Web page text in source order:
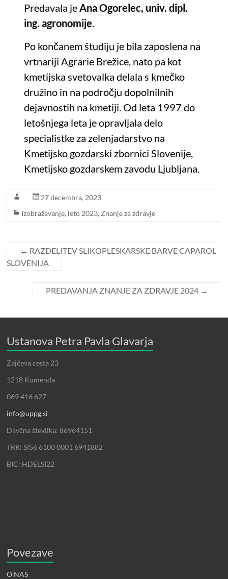
Predavala je Ana Ogorelec, univ. dipl.
ing. agronomije
Po končanem študiju je bila zaposlena na
vrtnariji Agrarie Brežice, nato pa kot
kmetijska svetovalka delala s kmečko
družino in na področju dopolnilnih
dejavnostih na kmetiji. Od leta 1997 do
letošnjega leta je opravljala delo
specialistke za zelenjadarstvo na
Kmetijsko gozdarski zbornici Slovenije,
Kmetijsko gozdarskem zavodu Ljubljana.
27 decembra, 2023
Izobraževanje, leto 2023, Znanje za zdravje
← RAZDELITEV SLIKOPLESKARSKE BARVE CAPAROL
SLOVENIJA
PREDAVANJA ZNANJE ZA ZDRAVJE 2024 →
Ustanova Petra Pavla Glavarja
Zajčeva cesta 23
1218 Komenda
069 416 627
info@uppg.si
Davčna številka: 86964151
TRR: SI56 6100 0001 6941882
BIC: HDELSI22
Povezave
O NAS